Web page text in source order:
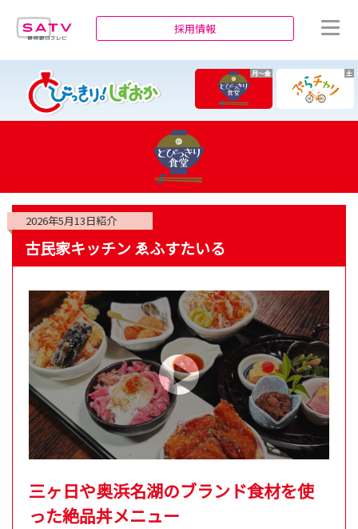
採用情報
月～金 土
2026年5月13日紹介
古民家キッチン ゑふすたいる
三ヶ日や奥浜名湖のブランド食材を使
った絶品丼メニュー